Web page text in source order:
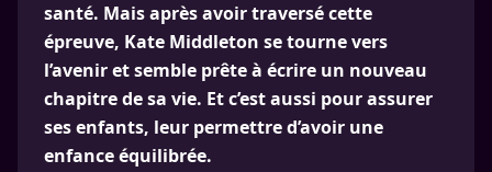
santé. Mais après avoir traversé cette
épreuve, Kate Middleton se tourne vers
l’avenir et semble prête à écrire un nouveau
chapitre de sa vie. Et c’est aussi pour assurer
ses enfants, leur permettre d’avoir une
enfance équilibrée.